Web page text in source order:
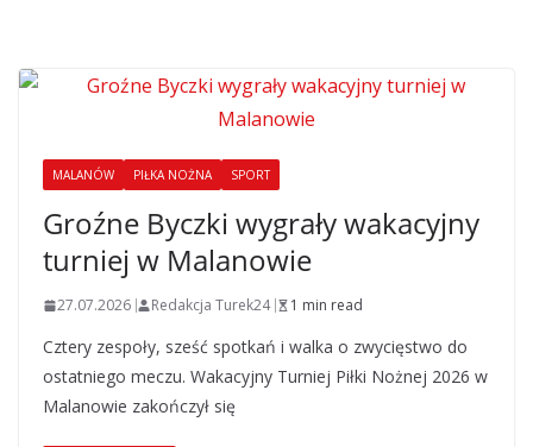
MALANÓW PIŁKA NOŻNA SPORT
Groźne Byczki wygrały wakacyjny
turniej w Malanowie
27.07.2026 Redakcja Turek24 1 min read
Cztery zespoły, sześć spotkań i walka o zwycięstwo do
ostatniego meczu. Wakacyjny Turniej Piłki Nożnej 2026 w
Malanowie zakończył się